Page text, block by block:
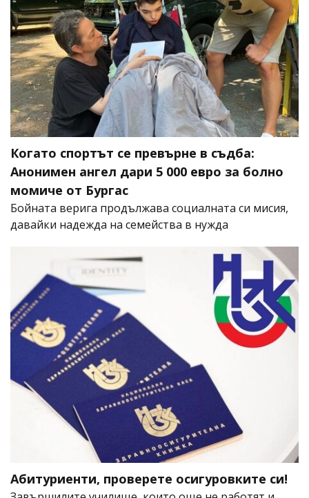
Когато спортът се превърне в съдба:
Анонимен ангел дари 5 000 евро за болно
момиче от Бургас
Бойната верига продължава социалната си мисия,
давайки надежда на семейства в нужда
Абитуриенти, проверете осигуровките си!